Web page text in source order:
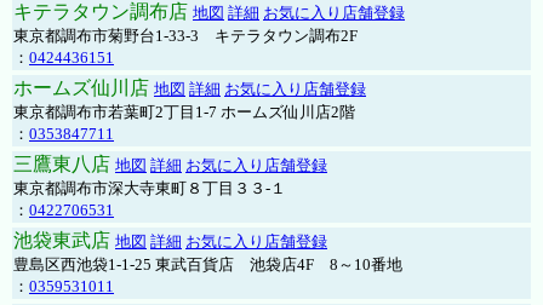
キテラタウン調布店 地図 詳細 お気に入り店舗登録
東京都調布市菊野台1-33-3 キテラタウン調布2F
： 0424436151
ホームズ仙川店 地図 詳細 お気に入り店舗登録
東京都調布市若葉町2丁目1-7 ホームズ仙川店2階
： 0353847711
三鷹東八店 地図 詳細 お気に入り店舗登録
東京都調布市深大寺東町８丁目３３-１
： 0422706531
池袋東武店 地図 詳細 お気に入り店舗登録
豊島区西池袋1-1-25 東武百貨店 池袋店4F 8～10番地
： 0359531011